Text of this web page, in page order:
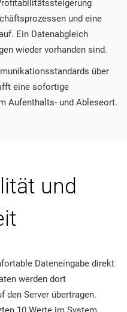
und eine
Ein Datenabgleich
wieder vorhanden sind.
über
eine sofortige
Aufenthalts- und Ableseort.
und
Dateneingabe direkt
werden dort
den Server übertragen.